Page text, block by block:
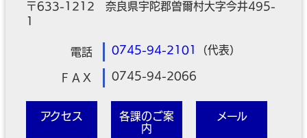
〒633-1212 奈良県宇陀郡曽爾村大字今井495-
1
電話 0745-94-2101 （代表）
ＦＡＸ 0745-94-2066
アクセス
各課のご案
内
メール